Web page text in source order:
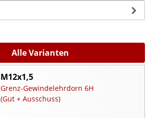
Alle Varianten
M12x1,5
Grenz-Gewindelehrdorn 6H
(Gut + Ausschuss)